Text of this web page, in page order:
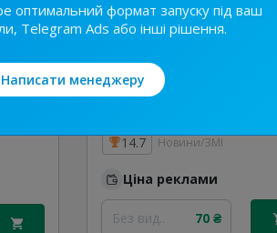
14.7 Новини/ЗМІ
Ціна реклами
Без вид.. 70 ₴
оптимальний формат запуску під ваш
Telegram Ads або інші рішення.
Написати менеджеру